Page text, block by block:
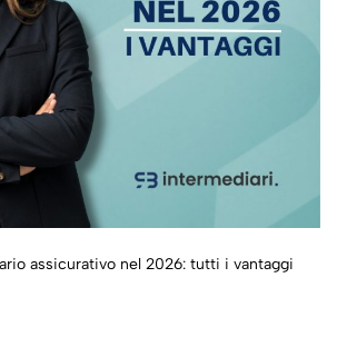
assicurativo nel 2026: tutti i vantaggi